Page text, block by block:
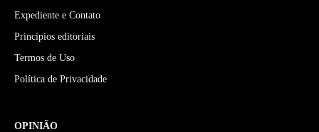
Expediente e Contato
Princípios editoriais
Termos de Uso
Política de Privacidade
OPINIÃO